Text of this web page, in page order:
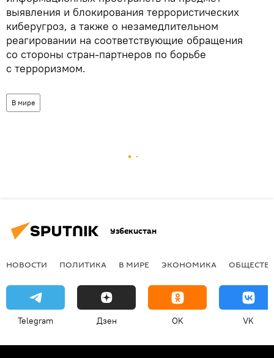
выявления и блокирования террористических
киберугроз, а также о незамедлительном
реагировании на соответствующие обращения
со стороны стран-партнеров по борьбе
с терроризмом.
В мире
Узбекистан
НОВОСТИ ПОЛИТИКА В МИРЕ ЭКОНОМИКА
Telegram Дзен OK VK